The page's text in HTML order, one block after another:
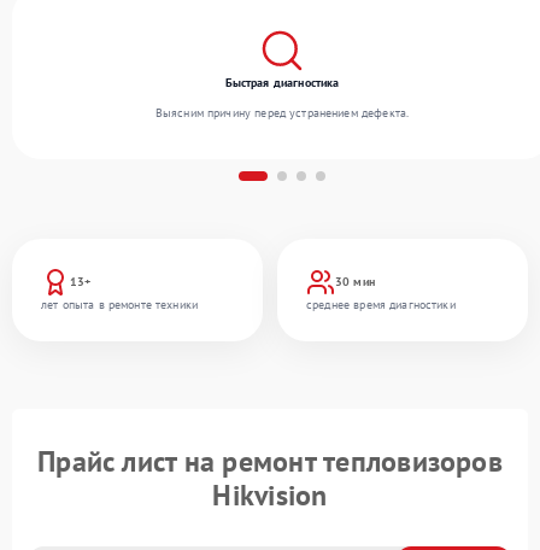
13+
лет опыта в ремонте техники
30 мин
среднее время диагностики
Быстрая диагностика
Выясним причину перед устранением дефекта.
Прайс лист на ремонт тепловизоров
Hikvision